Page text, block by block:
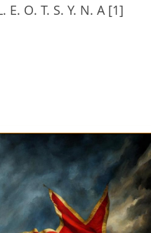
E. O. T. S. Y. N. A [1]